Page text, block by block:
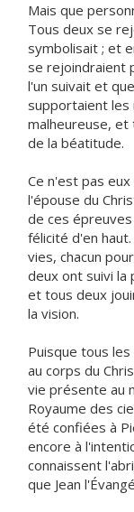
Mais que
Tous deux se
symbolisait ; et
se rejoindraient
l'un suivait et
supportaient
malheureuse,
de la béatitude.
Ce n'est pas
l'épouse du
de ces
félicité d'en
vies, chacun
deux ont suivi la
et tous deux
la vision.
Puisque tous
au corps du
vie présente au
Royaume des
été confiées à
encore à
connaissent
que Jean